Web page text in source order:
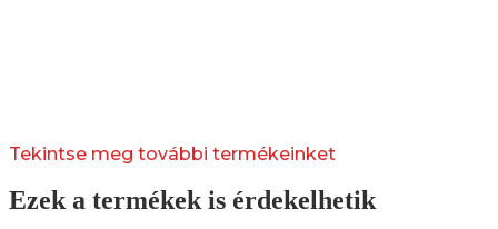
Tekintse meg további termékeinket
Ezek a termékek is érdekelhetik